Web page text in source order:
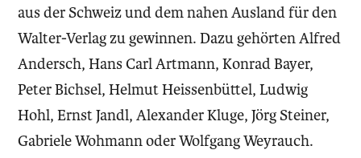
aus der Schweiz und dem nahen Ausland für den
Walter-Verlag zu gewinnen. Dazu gehörten Alfred
Andersch, Hans Carl Artmann, Konrad Bayer,
Peter Bichsel, Helmut Heissenbüttel, Ludwig
Hohl, Ernst Jandl, Alexander Kluge, Jörg Steiner,
Gabriele Wohmann oder Wolfgang Weyrauch.